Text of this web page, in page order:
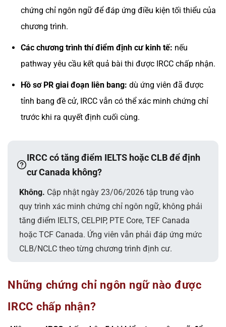
chứng chỉ ngôn ngữ để đáp ứng điều kiện tối thiểu của
chương trình.
Các chương trình thí điểm định cư kinh tế: nếu
pathway yêu cầu kết quả bài thi được IRCC chấp nhận.
Hồ sơ PR giai đoạn liên bang: dù ứng viên đã được
tỉnh bang đề cử, IRCC vẫn có thể xác minh chứng chỉ
trước khi ra quyết định cuối cùng.
IRCC có tăng điểm IELTS hoặc CLB để định
cư Canada không?
Không. Cập nhật ngày 23/06/2026 tập trung vào
quy trình xác minh chứng chỉ ngôn ngữ, không phải
tăng điểm IELTS, CELPIP, PTE Core, TEF Canada
hoặc TCF Canada. Ứng viên vẫn phải đáp ứng mức
CLB/NCLC theo từng chương trình định cư.
Những chứng chỉ ngôn ngữ nào được
IRCC chấp nhận?